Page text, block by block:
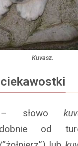
Kuvasz.
– słowo
od